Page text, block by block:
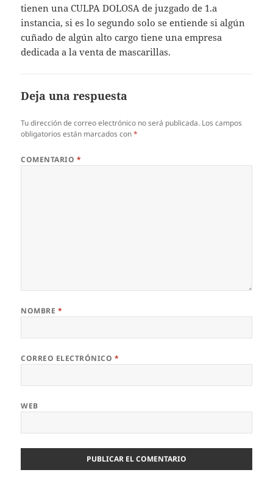
tienen una CULPA DOLOSA de juzgado de 1.a
instancia, si es lo segundo solo se entiende si algún
cuñado de algún alto cargo tiene una empresa
dedicada a la venta de mascarillas.
Deja una respuesta
Tu dirección de correo electrónico no será publicada. Los campos
obligatorios están marcados con*
COMENTARIO *
NOMBRE *
CORREO ELECTRÓNICO *
WEB